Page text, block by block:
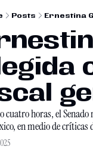
Posts Ernestina
cuatro horas, el
en medio de